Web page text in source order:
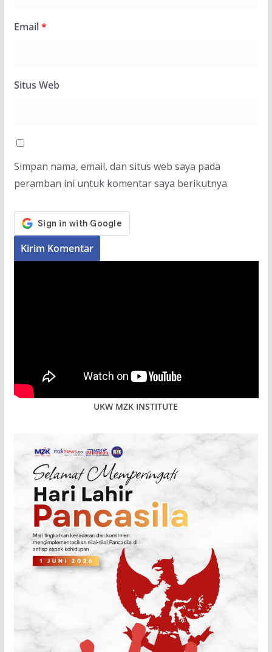
Email*
Situs Web
Simpan nama, email, dan situs web saya pada
peramban ini untuk komentar saya berikutnya.
UKW MZK INSTITUTE